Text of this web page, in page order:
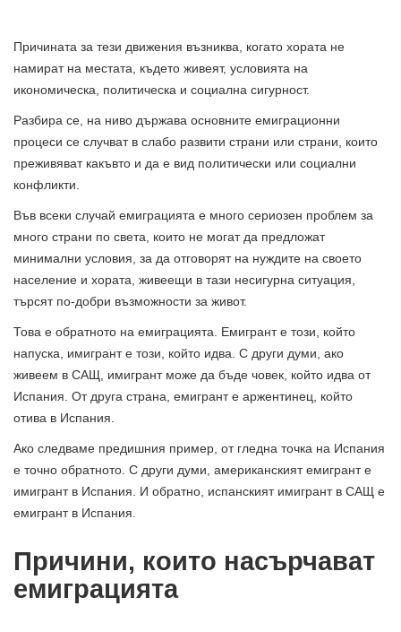
Причината за тези движения възниква, когато хората не
намират на местата, където живеят, условията на
икономическа, политическа и социална сигурност.
Разбира се, на ниво държава основните емиграционни
процеси се случват в слабо развити страни или страни, които
преживяват какъвто и да е вид политически или социални
конфликти.
Във всеки случай емиграцията е много сериозен проблем за
много страни по света, които не могат да предложат
минимални условия, за да отговорят на нуждите на своето
население и хората, живеещи в тази несигурна ситуация,
търсят по-добри възможности за живот.
Това е обратното на емиграцията. Емигрант е този, който
напуска, имигрант е този, който идва. С други думи, ако
живеем в САЩ, имигрант може да бъде човек, който идва от
Испания. От друга страна, емигрант е аржентинец, който
отива в Испания.
Ако следваме предишния пример, от гледна точка на Испания
е точно обратното. С други думи, американският емигрант е
имигрант в Испания. И обратно, испанският имигрант в САЩ е
емигрант в Испания.
Причини, които насърчават
емиграцията